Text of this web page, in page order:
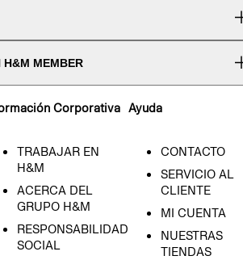
H&M MEMBER
Corporativa
TRABAJAR EN
H&M
ACERCA DEL
GRUPO H&M
RESPONSABILIDAD
SOCIAL
Ayuda
CONTACTO
SERVICIO AL
CLIENTE
MI CUENTA
NUESTRAS
TIENDAS